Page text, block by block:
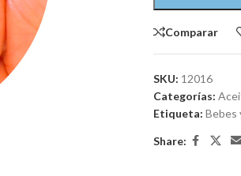
Comparar
SKU: 12016
Categorías:
Etiqueta: Bebes
Share: